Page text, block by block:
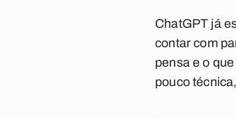
ChatGPT já
contar com
pensa e o
pouco